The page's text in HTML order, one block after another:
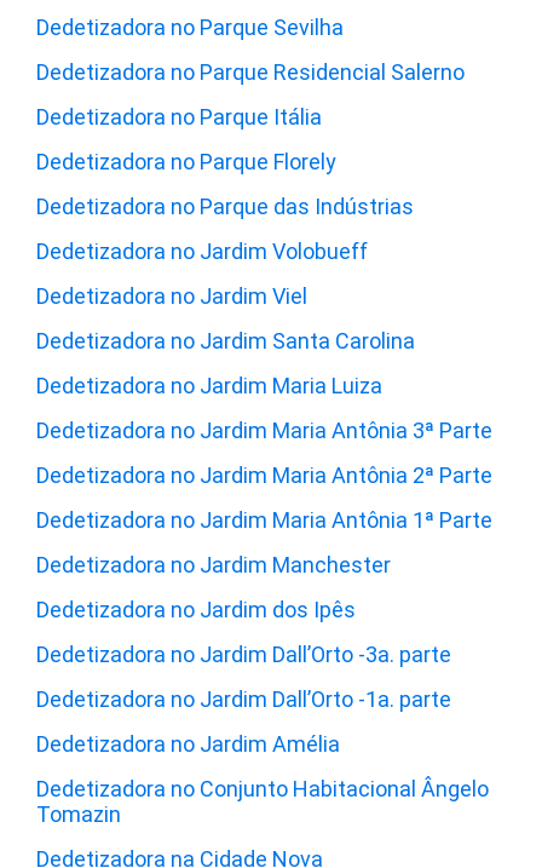
Dedetizadora no Parque Sevilha
Dedetizadora no Parque Residencial Salerno
Dedetizadora no Parque Itália
Dedetizadora no Parque Florely
Dedetizadora no Parque das Indústrias
Dedetizadora no Jardim Volobueff
Dedetizadora no Jardim Viel
Dedetizadora no Jardim Santa Carolina
Dedetizadora no Jardim Maria Luiza
Dedetizadora no Jardim Maria Antônia 3ª Parte
Dedetizadora no Jardim Maria Antônia 2ª Parte
Dedetizadora no Jardim Maria Antônia 1ª Parte
Dedetizadora no Jardim Manchester
Dedetizadora no Jardim dos Ipês
Dedetizadora no Jardim Dall’Orto -3a. parte
Dedetizadora no Jardim Dall’Orto -1a. parte
Dedetizadora no Jardim Amélia
Dedetizadora no Conjunto Habitacional Ângelo
Tomazin
Dedetizadora na Cidade Nova